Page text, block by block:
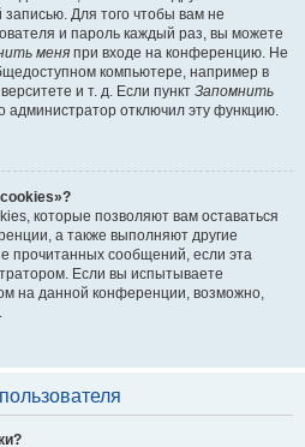
Для того чтобы вам не
и пароль каждый раз, вы можете
меня при входе на конференцию. Не
компьютере, например в
и т. д. Если пункт Запомнить
администратор отключил эту функцию.
которые позволяют вам оставаться
а также выполняют другие
прочитанных сообщений, если эта
Если вы испытываете
на данной конференции, возможно,